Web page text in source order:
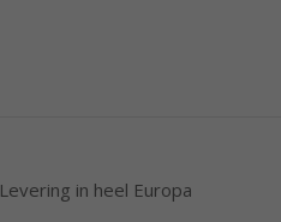
Levering in heel Europa